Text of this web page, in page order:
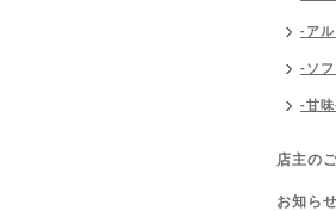
-アル
-ソフ
-甘味
店主の
お知らせ